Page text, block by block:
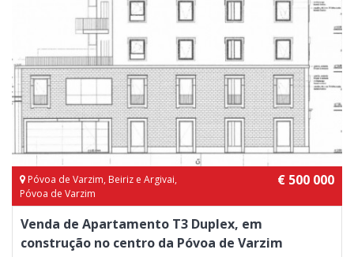
Póvoa de Varzim, Beiriz e Argivai,
Póvoa de Varzim
€ 500 000
Venda de Apartamento T3 Duplex, em
construção no centro da Póvoa de Varzim